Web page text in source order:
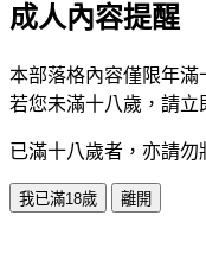
成人內容提醒
本部落格內容僅限年滿
若您未滿十八歲，請立
已滿十八歲者，亦請勿
我已滿18歲 離開